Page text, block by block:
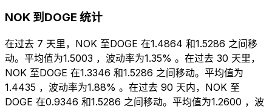
NOK 到DOGE 统计
在过去 7 天里，NOK 至DOGE 在1.4864 和1.5286 之间移
动。平均值为1.5003 ，波动率为1.35% 。在过去 30 天里，
NOK 至DOGE 在1.3346 和1.5286 之间移动。平均值为
1.4435 ，波动率为1.88% 。在过去 90 天内，NOK 至
DOGE 在0.9346 和1.5286 之间移动。平均值为1.2600 ，波